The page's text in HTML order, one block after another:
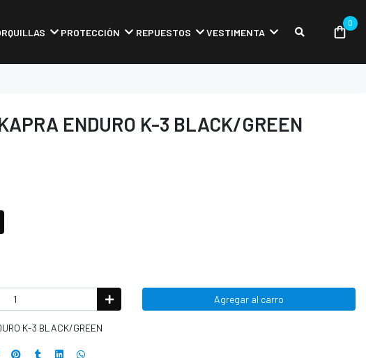
PROTECCIÓN REPUESTOS VESTIMENTA
0
ENDURO K-3 BLACK/GREEN
Agregar al carro
K-3 BLACK/GREEN